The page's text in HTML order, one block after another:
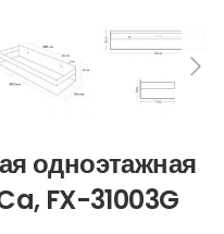
одноэтажная
FX-31003G